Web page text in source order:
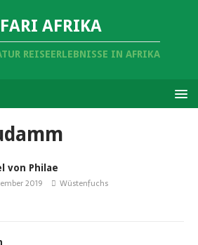
AFRIKA
REISEERLEBNISSE IN AFRIKA
von Philae
2019 Wüstenfuchs